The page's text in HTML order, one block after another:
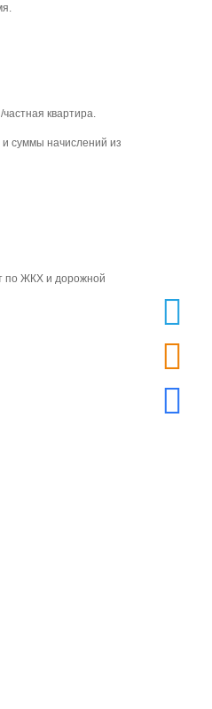
квартира.
начислений из
по ЖКХ и дорожной